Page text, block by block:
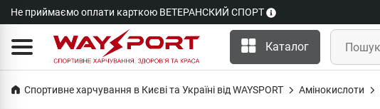
Не приймаємо оплати карткою ВЕТЕРАНСКИЙ СПОРТ
Каталог
Спортивне харчування в Києві та Україні від WAYSPORT Амінокислоти